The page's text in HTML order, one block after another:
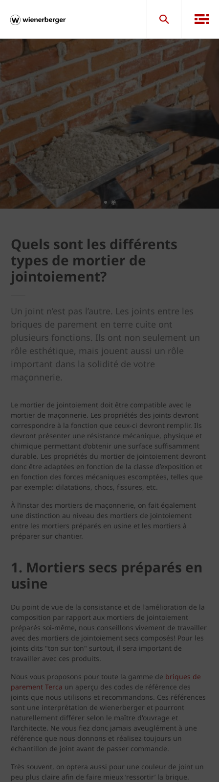
Quels sont les différents
types de mortier de
jointoiement?
Un joint n’est pas l’autre. Les joints entre les
briques de parement en terre cuite ont
plusieurs fonctions. Ils ont non seulement un
rôle esthétique, mais jouent aussi un rôle
important dans la solidité de votre
maçonnerie.
Le mortier de jointoiement doit être compatible avec le
mortier de maçonnerie. Les propriétés des joints devront
correspondre à la fonction que ceux-ci devront remplir. Ils
devront présenter une résistance mécanique, physique et
chimique permettant d’obtenir une surface suffisamment
durable. Les propriétés du mortier de jointoiement devront
donc être adaptées en fonction de la classe d’exposition et
en fonction des forces mécaniques escomptées, telles que
par exemple: dilatations, chocs, fissures, etc.
À l’instar des mortiers de maçonnerie, on fait également
une distinction au niveau des mortiers de jointoiement
entre les mortiers préparés en usine et les mortiers à
préparer sur chantier.
1. Mortiers secs préparés en
usine
Du point de vue de la consistance et de l'amélioration de la
composition par rapport aux mortiers de jointoiement
préparés soi-même, nous conseillons vivement de travailler
avec des mortiers de jointoiement secs composés! Pour les
joints dits "ton sur ton" surtout, il sera important de
travailler avec ces produits.
Nous vous proposons pour toute la gamme de briques de
parement Terca un aperçu des codes de référence des
joints que nous utilisons et recommandons. Ces références
sont une interprétation de wienerberger et pourront
naturellement différer selon le maître d'ouvrage et
l'architecte. Ne vous fiez donc jamais aveuglément à une
référence que nous donnons et réalisez toujours un
échantillon de joint avant de passer commande.
Très souvent, on optera aussi pour une couleur de joint un
peu plus claire afin de faire mieux ‘ressortir’ la brique.